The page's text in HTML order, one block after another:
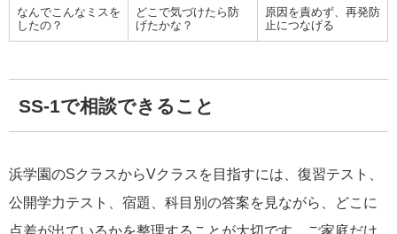
なんでこんなミスを
したの？
どこで気づけたら防
げたかな？
原因を責めず、再発防
止につなげる
SS-1で相談できること
浜学園のSクラスからVクラスを目指すには、復習テスト、
公開学力テスト、宿題、科目別の答案を見ながら、どこに